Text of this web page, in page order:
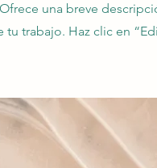
una breve
trabajo. Haz clic en